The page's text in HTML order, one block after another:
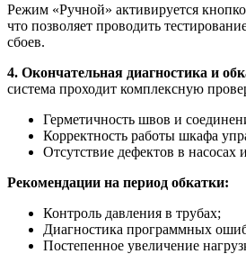
Режим «Ручной» активируется
что позволяет проводить
сбоев.
4. Окончательная диагностика и
система проходит комплексную
Герметичность швов и
Корректность работы шкафа
Отсутствие дефектов в насосах
Рекомендации на период обкатки:
Контроль давления в трубах;
Диагностика программных
Постепенное увеличение